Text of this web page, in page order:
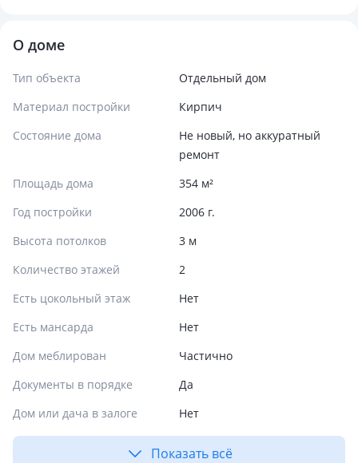
О доме
Тип объекта
Отдельный дом
Материал постройки
Кирпич
Состояние дома
Не новый, но аккуратный
ремонт
Площадь дома
354 м²
Год постройки
2006 г.
Высота потолков
3 м
Количество этажей
2
Есть цокольный этаж
Нет
Есть мансарда
Нет
Дом меблирован
Частично
Документы в порядке
Да
Дом или дача в залоге
Нет
Показать всё